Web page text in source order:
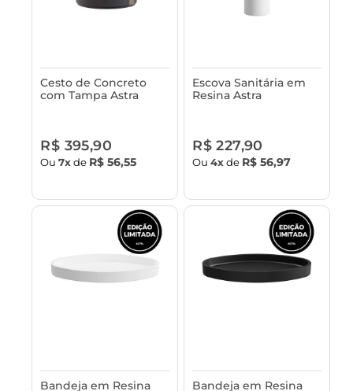
Cesto de Concreto
com Tampa Astra
R$ 395,90
Ou7xde R$ 56,55
Escova Sanitária em
Resina Astra
R$ 227,90
Ou4xde R$ 56,97
Bandeja em Resina
Bandeja em Resina